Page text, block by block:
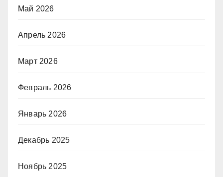
Май 2026
Апрель 2026
Март 2026
Февраль 2026
Январь 2026
Декабрь 2025
Ноябрь 2025